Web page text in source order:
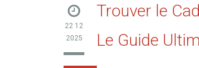
22 12
2025
Trouver le
Le Guide